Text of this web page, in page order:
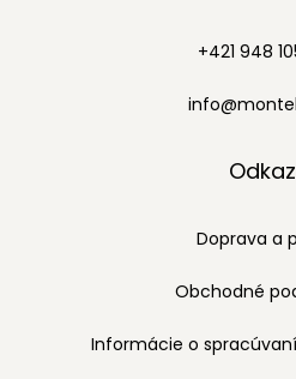
+421 948
Doprava a
Obchodné
Informácie o